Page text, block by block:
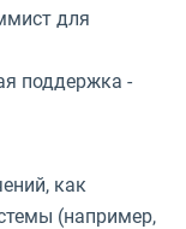
для
поддержка -
как
(например,